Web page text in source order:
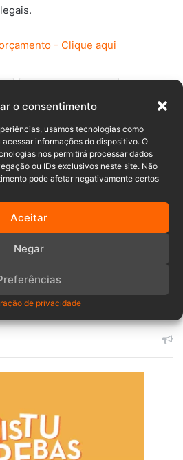
o consentimento
usamos tecnologias como
informações do dispositivo. O
nos permitirá processar dados
ou IDs exclusivos neste site. Não
pode afetar negativamente certos
Aceitar
Negar
de privacidade
Timbó